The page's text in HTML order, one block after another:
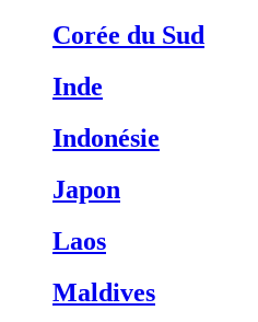
Corée du Sud
Inde
Indonésie
Japon
Laos
Maldives